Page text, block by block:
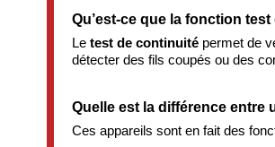
Qu’est-ce que la fonction
Le test de continuité permet de
détecter des fils coupés ou des
Quelle est la différence entre
Ces appareils sont en fait des